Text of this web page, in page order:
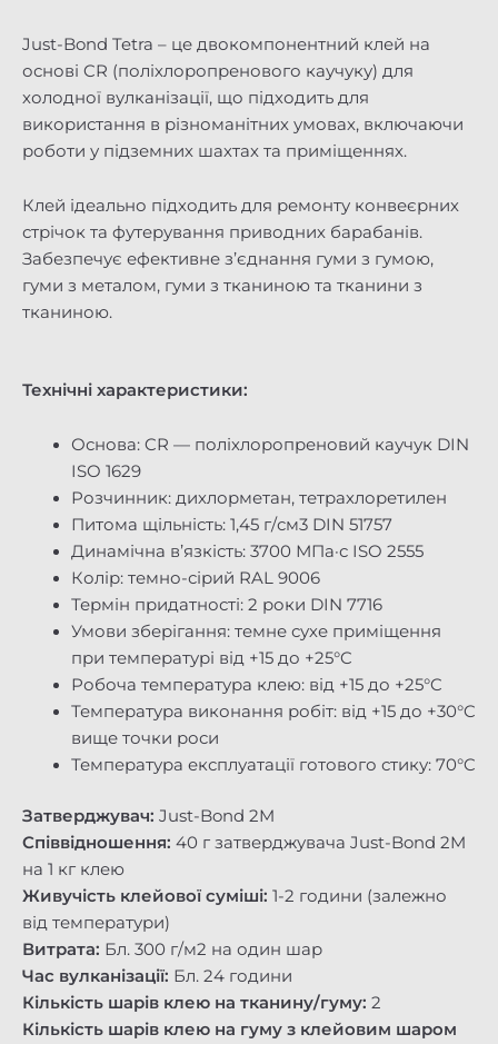
Just-Bond Tetra – це двокомпонентний клей на
основі CR (поліхлоропренового каучуку) для
холодної вулканізації, що підходить для
використання в різноманітних умовах, включаючи
роботи у підземних шахтах та приміщеннях.
Клей ідеально підходить для ремонту конвеєрних
стрічок та футерування приводних барабанів.
Забезпечує ефективне з’єднання гуми з гумою,
гуми з металом, гуми з тканиною та тканини з
тканиною.
Технічні характеристики:
Основа: CR — поліхлоропреновий каучук DIN
ISO 1629
Розчинник: дихлорметан, тетрахлоретилен
Питома щільність: 1,45 г/см3 DIN 51757
Динамічна в’язкість: 3700 МПа·с ISO 2555
Колір: темно-сірий RAL 9006
Термін придатності: 2 роки DIN 7716
Умови зберігання: темне сухе приміщення
при температурі від +15 до +25°C
Робоча температура клею: від +15 до +25°C
Температура виконання робіт: від +15 до +30°C
вище точки роси
Температура експлуатації готового стику: 70°C
Затверджувач: Just-Bond 2M
Співвідношення: 40 г затверджувача Just-Bond 2M
на 1 кг клею
Живучість клейової суміші: 1-2 години (залежно
від температури)
Витрата: Бл. 300 г/м2 на один шар
Час вулканізації: Бл. 24 години
Кількість шарів клею на тканину/гуму: 2
Кількість шарів клею на гуму з клейовим шаром